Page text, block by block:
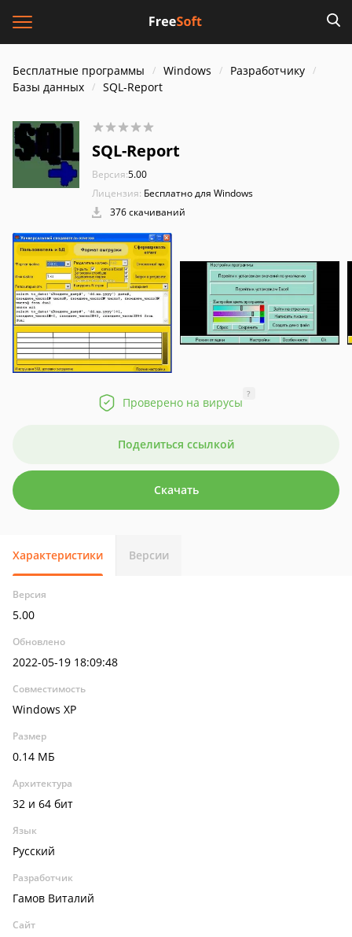
Бесплатные программы Windows
Разработчику
Базы данных
SQL-Report
SQL-Report
Версия:5.00
Лицензия: Бесплатно для Windows
376 скачиваний
Проверено на вирусы
?
Поделиться ссылкой
Скачать
Характеристики Версии
Версия
5.00
Обновлено
2022-05-19 18:09:48
Совместимость
Windows XP
Размер
0.14 МБ
Архитектура
32 и 64 бит
Язык
Русский
Разработчик
Гамов Виталий
Сайт